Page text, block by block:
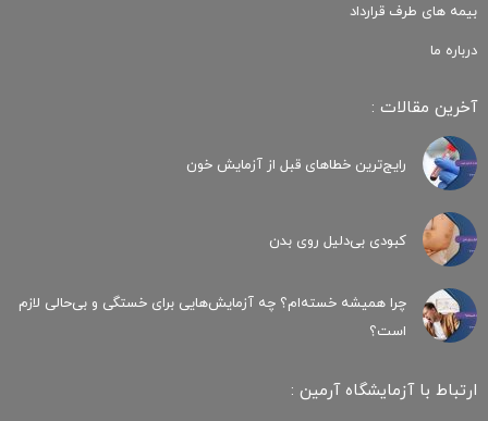
بیمه های طرف قرارداد
درباره ما
آخرین مقالات :
رایج‌ترین خطاهای قبل از آزمایش خون
کبودی‌ بی‌دلیل روی بدن
چرا همیشه خسته‌ام؟ چه آزمایش‌هایی برای خستگی و بی‌حالی لازم
است؟
ارتباط با آزمایشگاه آرمین :